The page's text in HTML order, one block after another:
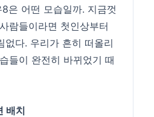
은 어떤 모습일까. 지금껏
람들이라면 첫인상부터
없다. 우리가 흔히 떠올리
들이 완전히 바뀌었기 때
배치